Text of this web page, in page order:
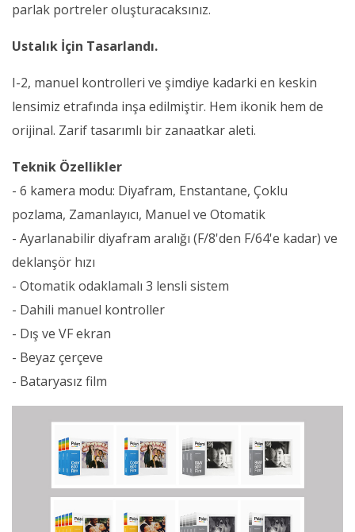
parlak portreler oluşturacaksınız.
Ustalık İçin Tasarlandı.
I-2, manuel kontrolleri ve şimdiye kadarki en keskin
lensimiz etrafında inşa edilmiştir. Hem ikonik hem de
orijinal. Zarif tasarımlı bir zanaatkar aleti.
Teknik Özellikler
- 6 kamera modu: Diyafram, Enstantane, Çoklu
pozlama, Zamanlayıcı, Manuel ve Otomatik
- Ayarlanabilir diyafram aralığı (F/8'den F/64'e kadar) ve
deklanşör hızı
- Otomatik odaklamalı 3 lensli sistem
- Dahili manuel kontroller
- Dış ve VF ekran
- Beyaz çerçeve
- Bataryasız film